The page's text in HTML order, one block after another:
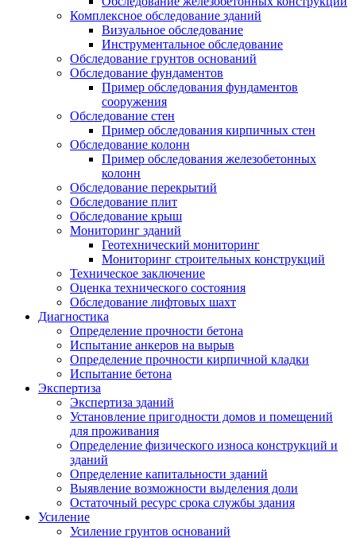
Комплексное обследование зданий
Визуальное обследование
Инструментальное обследование
Обследование грунтов оснований
Обследование фундаментов
Пример обследования фундаментов
сооружения
Обследование стен
Пример обследования кирпичных стен
Обследование колонн
Пример обследования железобетонных
колонн
Обследование перекрытий
Обследование плит
Обследование крыш
Мониторинг зданий
Геотехнический мониторинг
Мониторинг строительных конструкций
Техническое заключение
Оценка технического состояния
Обследование лифтовых шахт
Диагностика
Определение прочности бетона
Испытание анкеров на вырыв
Определение прочности кирпичной кладки
Испытание бетона
Экспертиза
Экспертиза зданий
Установление пригодности домов и помещений
для проживания
Определение физического износа конструкций и
зданий
Определение капитальности зданий
Выявление возможности выделения доли
Остаточный ресурс срока службы здания
Усиление
Усиление грунтов оснований